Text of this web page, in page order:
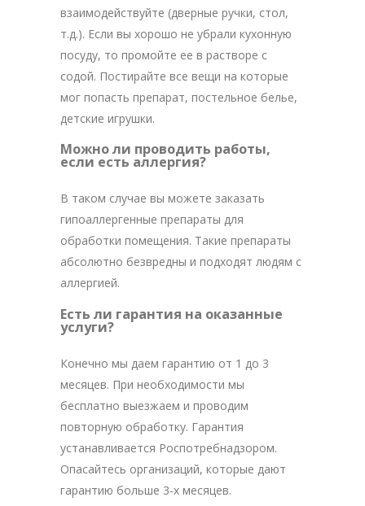
взаимодействуйте (дверные ручки, стол,
т.д.). Если вы хорошо не убрали кухонную
посуду, то промойте ее в растворе с
содой. Постирайте все вещи на которые
мог попасть препарат, постельное белье,
детские игрушки.
Можно ли проводить работы,
если есть аллергия?
В таком случае вы можете заказать
гипоаллергенные препараты для
обработки помещения. Такие препараты
абсолютно безвредны и подходят людям с
аллергией.
Есть ли гарантия на оказанные
услуги?
Конечно мы даем гарантию от 1 до 3
месяцев. При необходимости мы
бесплатно выезжаем и проводим
повторную обработку. Гарантия
устанавливается Роспотребнадзором.
Опасайтесь организаций, которые дают
гарантию больше 3-х месяцев.